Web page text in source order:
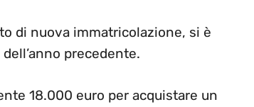
di nuova immatricolazione, si è
precedente.
18.000 euro per acquistare un